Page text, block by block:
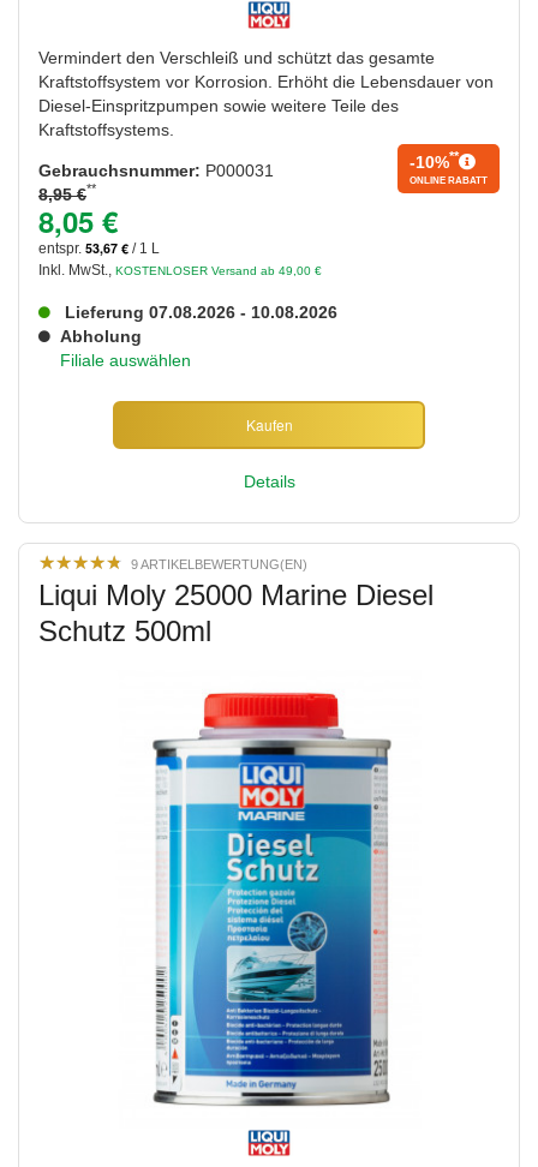
Vermindert den Verschleiß und schützt das gesamte
Kraftstoffsystem vor Korrosion. Erhöht die Lebensdauer von
Diesel-Einspritzpumpen sowie weitere Teile des
Kraftstoffsystems.
Gebrauchsnummer: P000031
8,95 €**
-10%**
ONLINE RABATT
8,05 €
entspr. 53,67 € / 1 L
Inkl. MwSt.
KOSTENLOSER Versand ab 49,00 €
Lieferung 07.08.2026 - 10.08.2026
Abholung
Filiale auswählen
Kaufen
Details
★★★★★
★★★★★ 9 ARTIKELBEWERTUNG(EN)
Liqui Moly 25000 Marine Diesel
Schutz 500ml